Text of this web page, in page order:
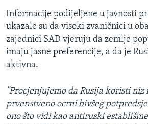
Informacije podijeljene u javnosti
ukazale su da visoki zvaničnici u
zajednici SAD vjeruju da zemlje
imaju jasne preferencije, a da je
aktivna.
"Procjenjujemo da Rusija koristi niz
prvenstveno ocrni bivšeg
ono što vidi kao antiruski